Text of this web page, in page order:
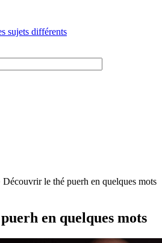
sujets différents
Découvrir le thé puerh en quelques mots
en quelques mots